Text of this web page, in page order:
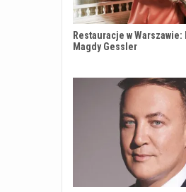
Restauracje w
Magdy Gessler